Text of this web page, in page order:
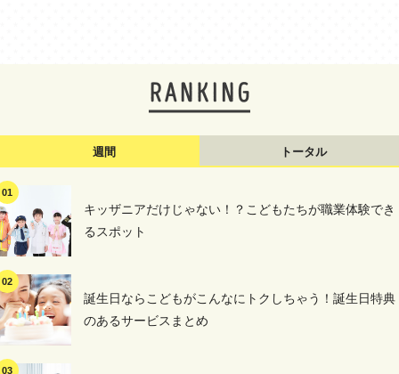
週間 トータル
キッザニアだけじゃない！？こどもたちが職業体験でき
るスポット
誕生日ならこどもがこんなにトクしちゃう！誕生日特典
のあるサービスまとめ